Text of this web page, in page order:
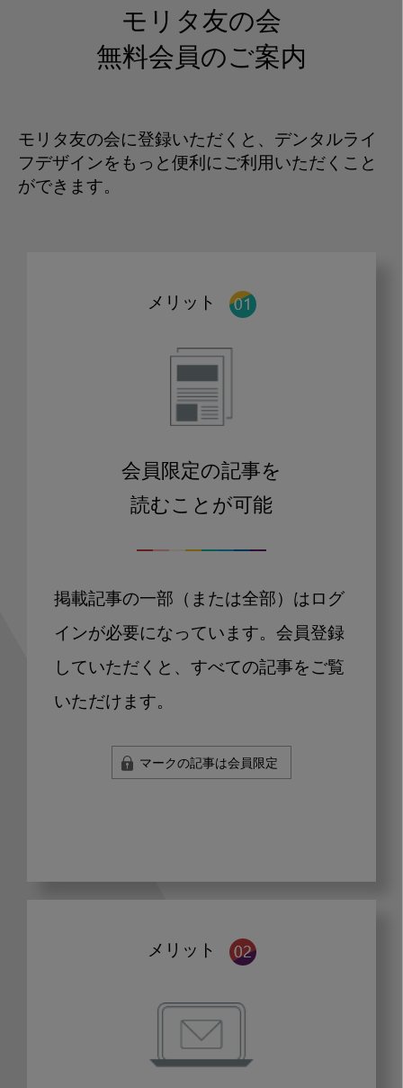
モリタ友の会
無料会員のご案内
モリタ友の会に登録いただくと、デンタルライ
フデザインをもっと便利にご利用いただくこと
ができます。
メリット
会員限定の記事を
読むことが可能
掲載記事の一部（または全部）はログ
インが必要になっています。会員登録
していただくと、すべての記事をご覧
いただけます。
マークの記事は会員限定
メリット